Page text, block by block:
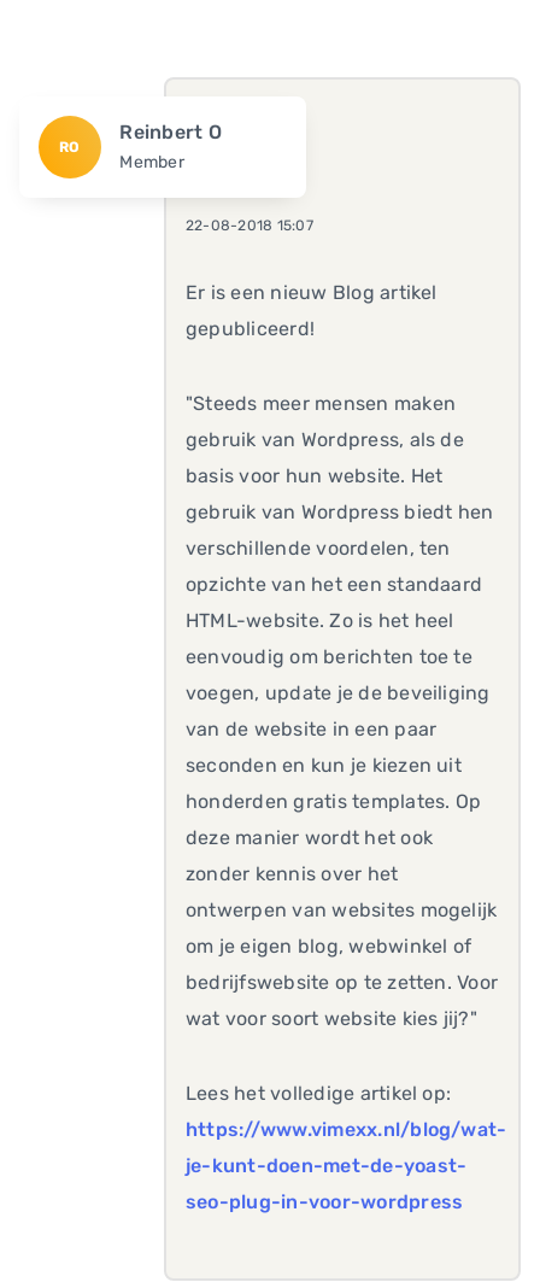
RO
Reinbert O
Member
22-08-2018 15:07
Er is een nieuw Blog artikel
gepubliceerd!
"Steeds meer mensen maken
gebruik van Wordpress, als de
basis voor hun website. Het
gebruik van Wordpress biedt hen
verschillende voordelen, ten
opzichte van het een standaard
HTML-website. Zo is het heel
eenvoudig om berichten toe te
voegen, update je de beveiliging
van de website in een paar
seconden en kun je kiezen uit
honderden gratis templates. Op
deze manier wordt het ook
zonder kennis over het
ontwerpen van websites mogelijk
om je eigen blog, webwinkel of
bedrijfswebsite op te zetten. Voor
wat voor soort website kies jij?"
Lees het volledige artikel op:
https://www.vimexx.nl/blog/wat-
je-kunt-doen-met-de-yoast-
seo-plug-in-voor-wordpress